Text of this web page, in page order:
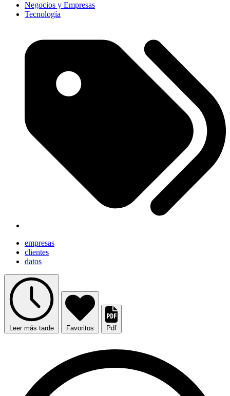
Negocios y Empresas
Tecnología
empresas
clientes
datos
Leer más tarde Favoritos Pdf